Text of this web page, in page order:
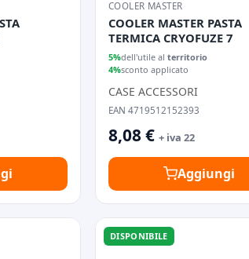
COOLER MASTER
COOLER MASTER PASTA
TERMICA CRYOFUZE 7
5%dell'utile al territorio
4%sconto applicato
CASE ACCESSORI
EAN 4719512152393
8,08 € + iva 22
Aggiungi
DISPONIBILE